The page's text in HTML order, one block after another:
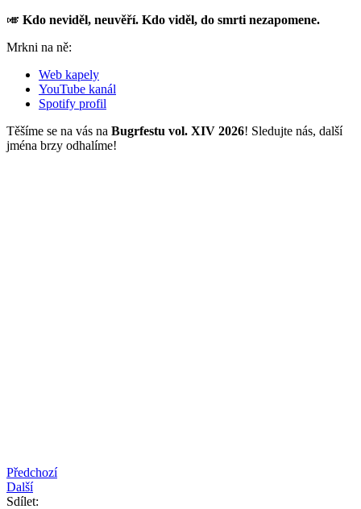
🎺 Kdo neviděl, neuvěří. Kdo viděl, do smrti nezapomene.
Mrkni na ně:
Web kapely
YouTube kanál
Spotify profil
Těšíme se na vás na Bugrfestu vol. XIV 2026! Sledujte nás, další
jména brzy odhalíme!
Předchozí
Další
Sdílet: